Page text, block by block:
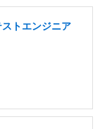
トエンジニア